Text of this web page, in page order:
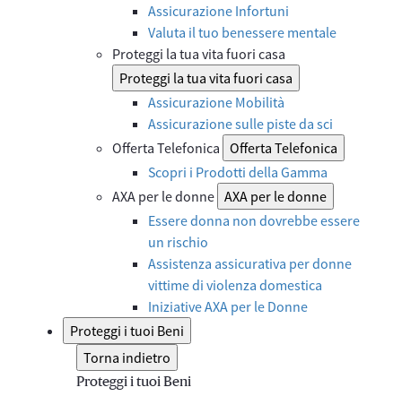
Assicurazione Infortuni
Valuta il tuo benessere mentale
Proteggi la tua vita fuori casa
Proteggi la tua vita fuori casa
Assicurazione Mobilità
Assicurazione sulle piste da sci
Offerta Telefonica Offerta Telefonica
Scopri i Prodotti della Gamma
AXA per le donne AXA per le donne
Essere donna non dovrebbe essere
un rischio
Assistenza assicurativa per donne
vittime di violenza domestica
Iniziative AXA per le Donne
Proteggi i tuoi Beni
Torna indietro
Proteggi i tuoi Beni